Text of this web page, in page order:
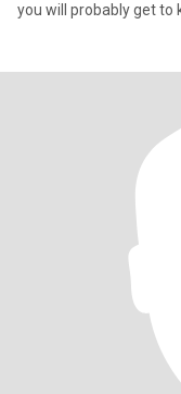
you will probably get to